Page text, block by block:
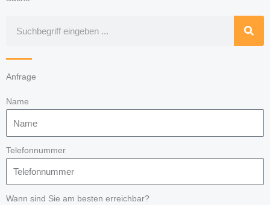
Anfrage
Name
Telefonnummer
Wann sind Sie am besten erreichbar?